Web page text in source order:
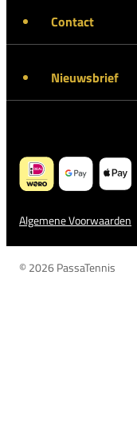
Contact
Nieuwsbrief
Algemene Voorwaarden
© 2026 PassaTennis